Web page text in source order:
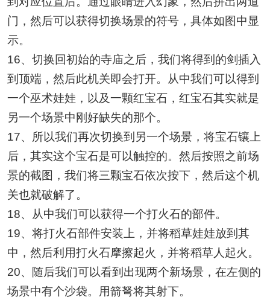
门，然后可以获得切换场景的符号，具体如图中显
示。
16、切换回初始的寺庙之后，我们将得到的剑插入
到顶端，然后此机关即会打开。从中我们可以得到
一个巫术娃娃，以及一颗红宝石，红宝石其实就是
另一个场景中刚好缺失的那个。
17、所以我们再次切换到另一个场景，将宝石镶上
后，其实这个宝石是可以触控的。然后按照之前场
景的截图，我们将三颗宝石依次按下，然后这个机
关也就破解了。
18、从中我们可以获得一个打火石的部件。
19、将打火石部件安装上，并将稻草娃娃放到其
中，然后利用打火石摩擦起火，并将稻草人起火。
20、随后我们可以看到出现两个新场景，在左侧的
场景中有个沙袋。用箭弩将其射下。